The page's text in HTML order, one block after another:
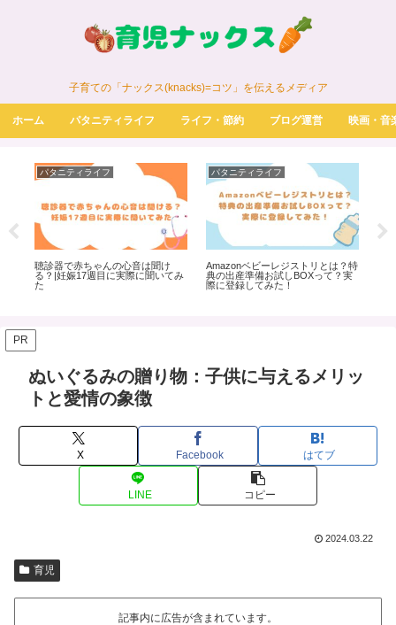
子育ての「ナックス(knacks)=コツ」を伝えるメディア
ホーム パタニティライフ ライフ・節約 ブログ運営 映画・音
パタニティライフ
聴診器で赤ちゃんの心音は聞け
る？|妊娠17週目に実際に聞いてみ
た
パタニティライフ
Amazonベビーレジストリとは？特
典の出産準備お試しBOXって？実
際に登録してみた！
PR
ぬいぐるみの贈り物：子供に与えるメリッ
トと愛情の象徴
X Facebook はてブ
LINE コピー
2024.03.22
育児
記事内に広告が含まれています。